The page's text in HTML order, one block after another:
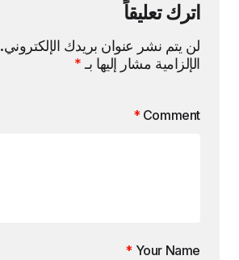
اترك تعليقاً
لن يتم نشر عنوان بريدك الإلكتروني.
الإلزامية مشار إليها بـ*
Comment
*
Your Name
*